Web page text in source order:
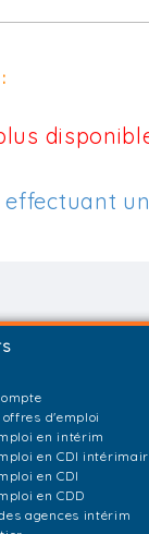
offres d'emploi
en intérim
en CDI
en CDI
en CDD
agences intérim